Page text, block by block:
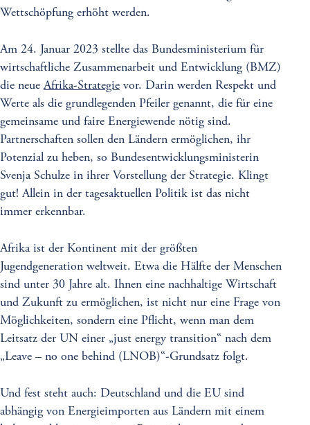
Wettschöpfung erhöht werden.
Am 24. Januar 2023 stellte das Bundesministerium für
wirtschaftliche Zusammenarbeit und Entwicklung (BMZ)
die neueAfrika-Strategie vor. Darin werden Respekt und
Werte als die grundlegenden Pfeiler genannt, die für eine
gemeinsame und faire Energiewende nötig sind.
Partnerschaften sollen den Ländern ermöglichen, ihr
Potenzial zu heben, so Bundesentwicklungsministerin
Svenja Schulze in ihrer Vorstellung der Strategie. Klingt
gut! Allein in der tagesaktuellen Politik ist das nicht
immer erkennbar.
Afrika ist der Kontinent mit der größten
Jugendgeneration weltweit. Etwa die Hälfte der Menschen
sind unter 30 Jahre alt. Ihnen eine nachhaltige Wirtschaft
und Zukunft zu ermöglichen, ist nicht nur eine Frage von
Möglichkeiten, sondern eine Pflicht, wenn man dem
Leitsatz der UN einer „just energy transition“ nach dem
„Leave – no one behind (LNOB)“-Grundsatz folgt.
Und fest steht auch: Deutschland und die EU sind
abhängig von Energieimporten aus Ländern mit einem